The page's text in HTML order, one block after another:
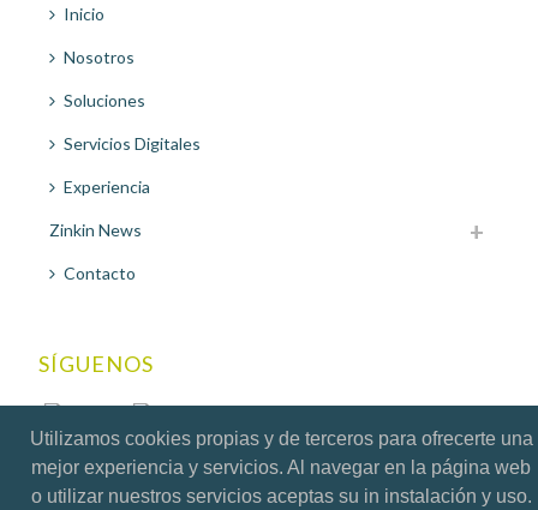
Inicio
Nosotros
Soluciones
Servicios Digitales
Experiencia
Zinkin News
Contacto
SÍGUENOS
Utilizamos cookies propias y de terceros para ofrecerte una
mejor experiencia y servicios. Al navegar en la página web
o utilizar nuestros servicios aceptas su in instalación y uso.